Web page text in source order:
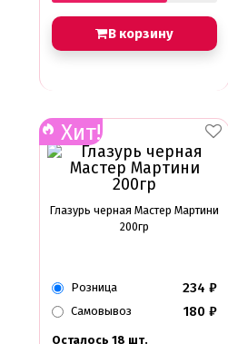
В корзину
Хит!
Глазурь черная Мастер Мартини
200гр
Розница 234 ₽
Самовывоз 180 ₽
Осталось 18 шт.